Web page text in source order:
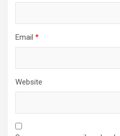
Email *
Website